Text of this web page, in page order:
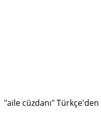
"aile cüzdanı"